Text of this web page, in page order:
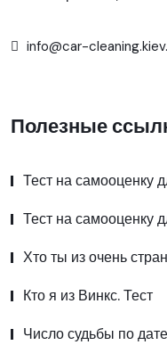
info@car-
Полезные
Тест на самооценку
Тест на самооценку
Хто ты из очень
Кто я из Винкс. Тест
Число судьбы по